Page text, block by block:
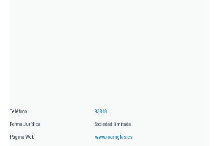
Teléfono 93848...
Forma Jurídica Sociedad limitada
Página Web www.mainglas.es